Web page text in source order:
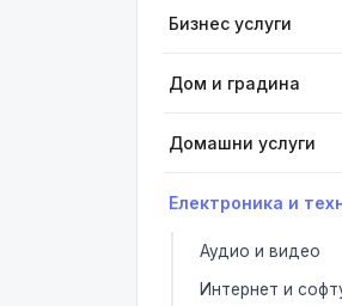
Бизнес услуги
Дом и градина
Домашни услуги
Електроника и
Аудио и видео
Интернет и